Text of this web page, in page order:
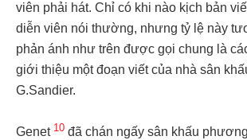
viên phải hát. Chỉ có khi nào kịch bản
diễn viên nói thường, nhưng tỷ lệ này
phản ánh như trên được gọi chung là
giới thiệu một đoạn viết của nhà sân
G.Sandier.
Genet 10 đã chán ngấy sân khấu